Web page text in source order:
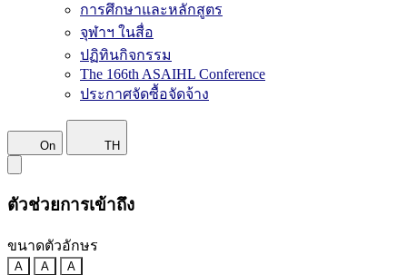
การศึกษาและหลักสูตร
จุฬาฯ ในสื่อ
ปฏิทินกิจกรรม
The 166th ASAIHL Conference
ประกาศจัดซื้อจัดจ้าง
On TH
ตัวช่วยการเข้าถึง
ขนาดตัวอักษร
A A A